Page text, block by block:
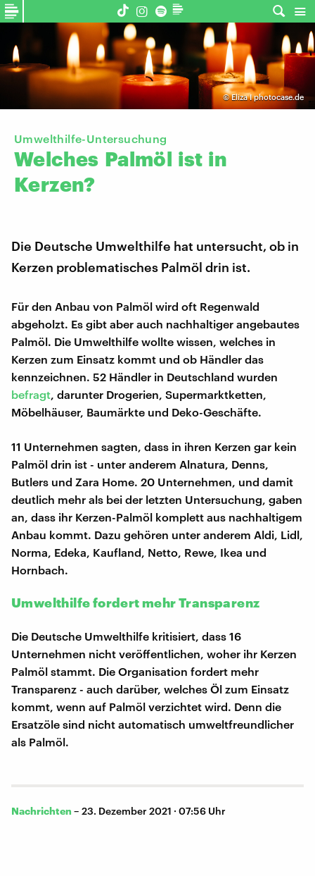
©Eliza I photocase.de
Umwelthilfe-Untersuchung
Welches Palmöl ist in
Kerzen?
Die Deutsche Umwelthilfe hat untersucht, ob in
Kerzen problematisches Palmöl drin ist.
Für den Anbau von Palmöl wird oft Regenwald
abgeholzt. Es gibt aber auch nachhaltiger angebautes
Palmöl. Die Umwelthilfe wollte wissen, welches in
Kerzen zum Einsatz kommt und ob Händler das
kennzeichnen. 52 Händler in Deutschland wurden
befragt, darunter Drogerien, Supermarktketten,
Möbelhäuser, Baumärkte und Deko-Geschäfte.
11 Unternehmen sagten, dass in ihren Kerzen gar kein
Palmöl drin ist - unter anderem Alnatura, Denns,
Butlers und Zara Home. 20 Unternehmen, und damit
deutlich mehr als bei der letzten Untersuchung, gaben
an, dass ihr Kerzen-Palmöl komplett aus nachhaltigem
Anbau kommt. Dazu gehören unter anderem Aldi, Lidl,
Norma, Edeka, Kaufland, Netto, Rewe, Ikea und
Hornbach.
Umwelthilfe fordert mehr Transparenz
Die Deutsche Umwelthilfe kritisiert, dass 16
Unternehmen nicht veröffentlichen, woher ihr Kerzen
Palmöl stammt. Die Organisation fordert mehr
Transparenz - auch darüber, welches Öl zum Einsatz
kommt, wenn auf Palmöl verzichtet wird. Denn die
Ersatzöle sind nicht automatisch umweltfreundlicher
als Palmöl.
Nachrichten – 23. Dezember 2021 · 07:56 Uhr